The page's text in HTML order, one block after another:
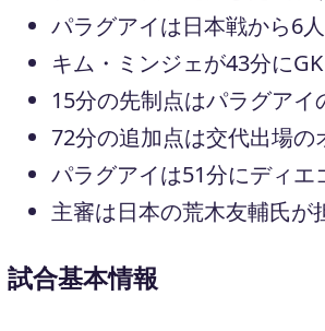
パラグアイは日本戦から6
キム・ミンジェが43分に
15分の先制点はパラグア
72分の追加点は交代出場
パラグアイは51分にディ
主審は日本の荒木友輔氏が
試合基本情報